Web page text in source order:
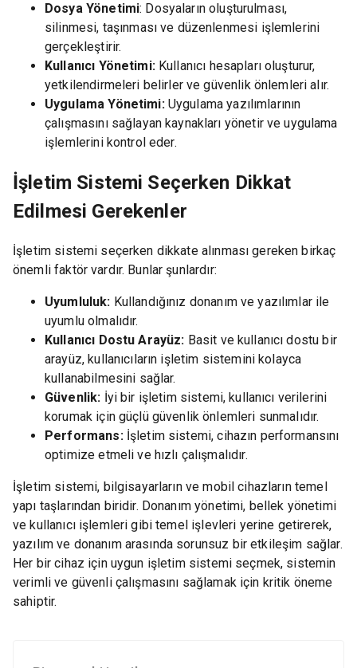
Dosya Yönetimi: Dosyaların oluşturulması,
silinmesi, taşınması ve düzenlenmesi işlemlerini
gerçekleştirir.
Kullanıcı Yönetimi: Kullanıcı hesapları oluşturur,
yetkilendirmeleri belirler ve güvenlik önlemleri alır.
Uygulama Yönetimi: Uygulama yazılımlarının
çalışmasını sağlayan kaynakları yönetir ve uygulama
işlemlerini kontrol eder.
İşletim Sistemi Seçerken Dikkat
Edilmesi Gerekenler
İşletim sistemi seçerken dikkate alınması gereken birkaç
önemli faktör vardır. Bunlar şunlardır:
Uyumluluk: Kullandığınız donanım ve yazılımlar ile
uyumlu olmalıdır.
Kullanıcı Dostu Arayüz: Basit ve kullanıcı dostu bir
arayüz, kullanıcıların işletim sistemini kolayca
kullanabilmesini sağlar.
Güvenlik: İyi bir işletim sistemi, kullanıcı verilerini
korumak için güçlü güvenlik önlemleri sunmalıdır.
Performans: İşletim sistemi, cihazın performansını
optimize etmeli ve hızlı çalışmalıdır.
İşletim sistemi, bilgisayarların ve mobil cihazların temel
yapı taşlarından biridir. Donanım yönetimi, bellek yönetimi
ve kullanıcı işlemleri gibi temel işlevleri yerine getirerek,
yazılım ve donanım arasında sorunsuz bir etkileşim sağlar.
Her bir cihaz için uygun işletim sistemi seçmek, sistemin
verimli ve güvenli çalışmasını sağlamak için kritik öneme
sahiptir.